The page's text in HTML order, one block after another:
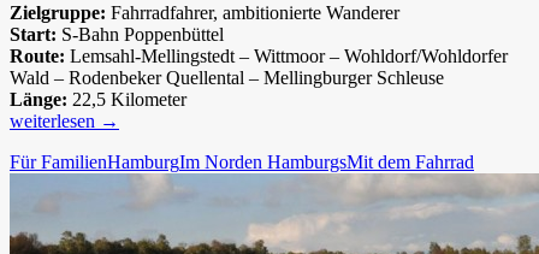
Zielgruppe: Fahrradfahrer, ambitionierte Wanderer
Start: S-Bahn Poppenbüttel
Route: Lemsahl-Mellingstedt – Wittmoor – Wohldorf/Wohldorfer
Wald – Rodenbeker Quellental – Mellingburger Schleuse
Länge: 22,5 Kilometer
Heide,
und
weiterlesen →
Für FamilienHamburgIm Norden HamburgsMit dem Fahrrad